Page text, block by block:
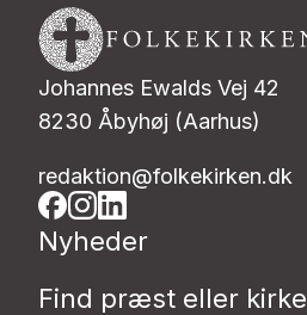
Johannes Ewalds Vej 42
8230 Åbyhøj (Aarhus)
redaktion@folkekirken.dk
Nyheder
Find præst eller kirke